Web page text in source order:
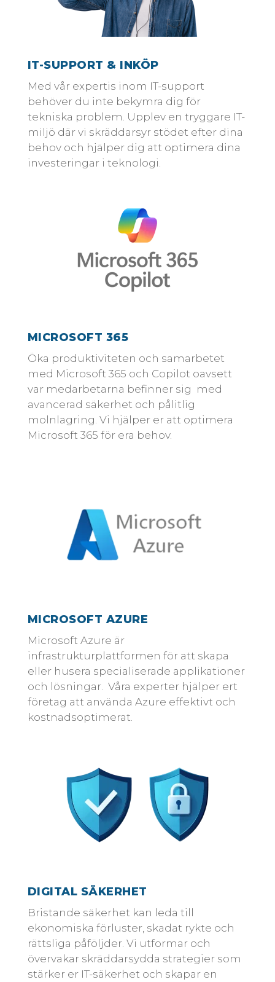
IT-SUPPORT & INKÖP
Med vår expertis inom IT-support
behöver du inte bekymra dig för
tekniska problem. Upplev en tryggare IT-
miljö där vi skräddarsyr stödet efter dina
behov och hjälper dig att optimera dina
investeringar i teknologi.
MICROSOFT 365
Öka produktiviteten och samarbetet
med Microsoft 365 och Copilot oavsett
var medarbetarna befinner sig med
avancerad säkerhet och pålitlig
molnlagring. Vi hjälper er att optimera
Microsoft 365 för era behov.
MICROSOFT AZURE
Microsoft Azure är
infrastrukturplattformen för att skapa
eller husera specialiserade applikationer
och lösningar. Våra experter hjälper ert
företag att använda Azure effektivt och
kostnadsoptimerat.
DIGITAL SÄKERHET
Bristande säkerhet kan leda till
ekonomiska förluster, skadat rykte och
rättsliga påföljder. Vi utformar och
övervakar skräddarsydda strategier som
stärker er IT-säkerhet och skapar en